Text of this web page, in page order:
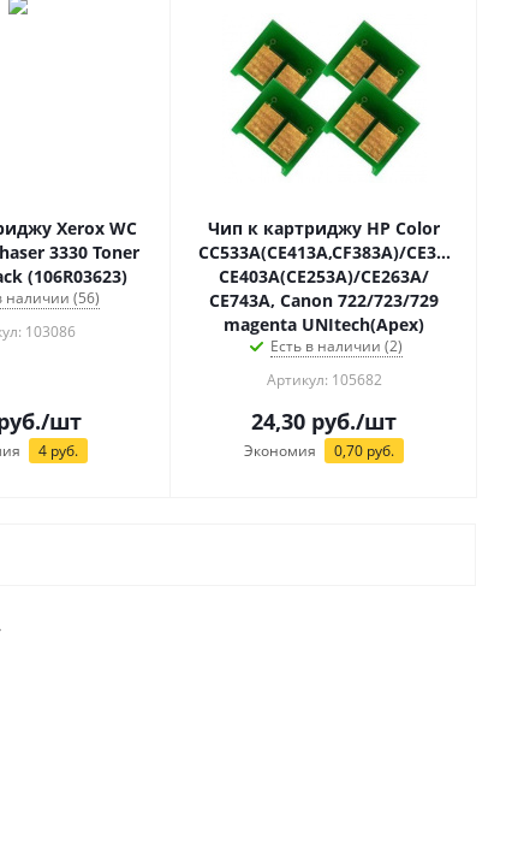
Xerox WC
3330 Toner
(106R03623)
наличии (56)
103086
/шт
4руб.
Чип к картриджу HP Color
CC533A(CE413A,CF383A)/CE313A/
CE403A(CE253A)/CE263A/
CE743A, Canon 722/723/729
magenta UNItech(Apex)
Есть в наличии (2)
Артикул: 105682
24,30 руб./шт
Экономия 0,70 руб.